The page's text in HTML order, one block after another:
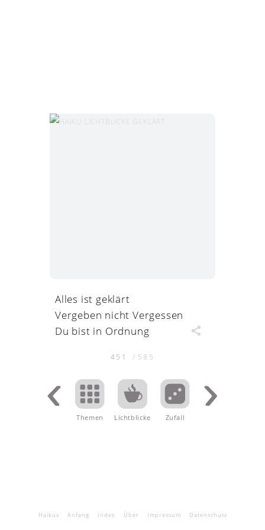
Alles ist geklärt
Vergeben nicht Vergessen
Du bist in Ordnung
451 / 585
Themen . Zufall
Lichtblicke
Haikus Anfang Index Über Impressum Datenschutz